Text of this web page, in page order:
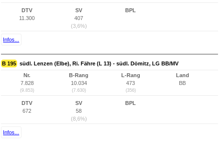
DTV
11.300
SV
407
(3,6%)
BPL
Infos...
B 195 südl. Lenzen (Elbe), Ri. Fähre (L 13) - südl. Dömitz, LG BB/MV
Nr.
7.828
(9.853)
B-Rang
10.034
(7.630)
L-Rang
473
(356)
Land
BB
DTV
672
SV
58
(8,6%)
BPL
Infos...